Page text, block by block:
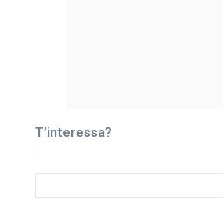
T’interessa?